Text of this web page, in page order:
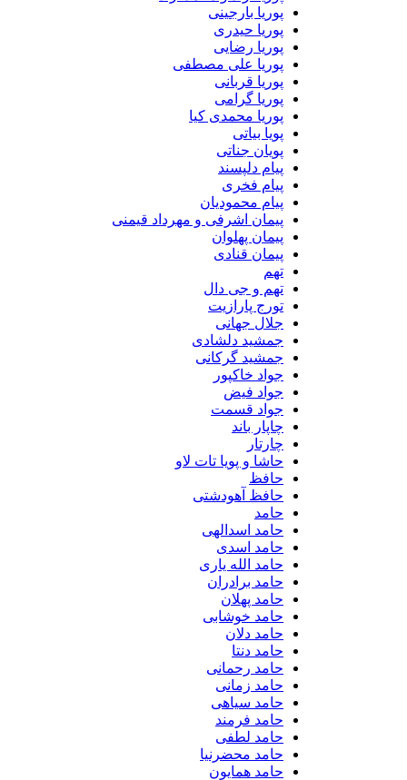
پوریا بارجینی
پوریا حیدری
پوریا رضایی
پوریا علی مصطفی
پوریا قربانی
پوریا گرامی
پوریا محمدی کیا
پویا بیاتی
پویان جناتی
پیام دلپسند
پیام فخری
پیام محمودیان
پیمان اشرفی و مهرداد قیمنی
پیمان پهلوان
پیمان قنادی
تهم و جی دال
تورج پارازیت
جلال جهانی
جمشید دلشادی
جمشید گرکانی
جواد خاکپور
جواد فیض
جواد قسمت
چاپار باند
حاشا و پویا تات لاو
حافظ آهودشتی
حامد اسدالهی
حامد اسدی
حامد الله یاری
حامد برادران
حامد پهلان
حامد خوشابی
حامد دلان
حامد دنتا
حامد رحمانی
حامد زمانی
حامد سیاهی
حامد فرمند
حامد لطفی
حامد محضرنیا
حامد همایون